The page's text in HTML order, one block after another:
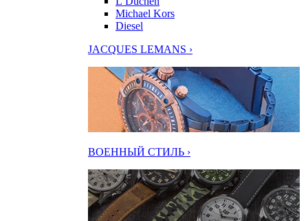
Michael Kors
Diesel
JACQUES LEMANS ›
ВОЕННЫЙ СТИЛЬ ›